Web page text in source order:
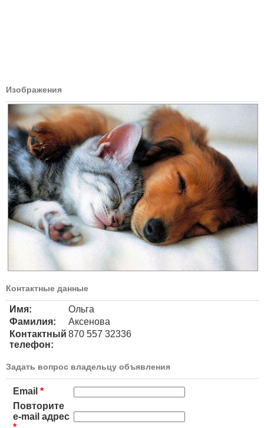
Изображения
Контактные данные
Имя:
Ольга
Фамилия:
Аксенова
Контактный
телефон:
870 557 32336
Задать вопрос владельцу объявления
Email *
Повторите
e-mail адрес